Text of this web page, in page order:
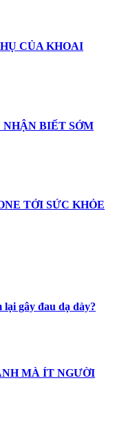
CỦA KHOAI
NHẬN BIẾT SỚM
TỚI SỨC KHỎE
lại gây đau dạ dày?
MÀ ÍT NGƯỜI